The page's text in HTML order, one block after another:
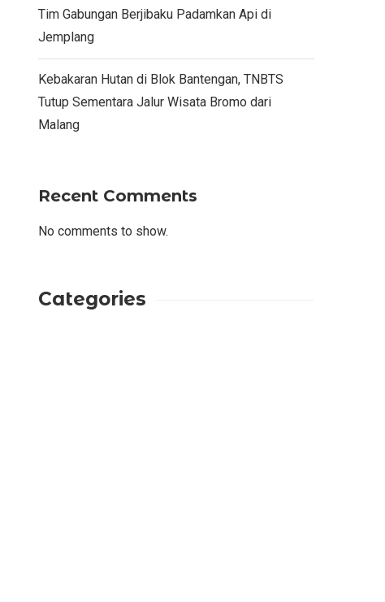
Tim Gabungan Berjibaku Padamkan Api di
Jemplang
Kebakaran Hutan di Blok Bantengan, TNBTS
Tutup Sementara Jalur Wisata Bromo dari
Malang
Recent Comments
No comments to show.
Categories